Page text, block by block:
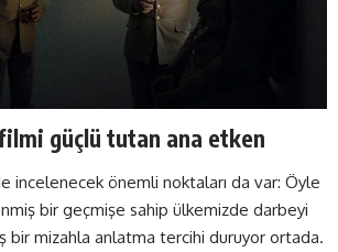
güçlü tutan ana etken
incelenecek önemli noktaları da var: Öyle
bir geçmişe sahip ülkemizde darbeyi
bir mizahla anlatma tercihi duruyor ortada.